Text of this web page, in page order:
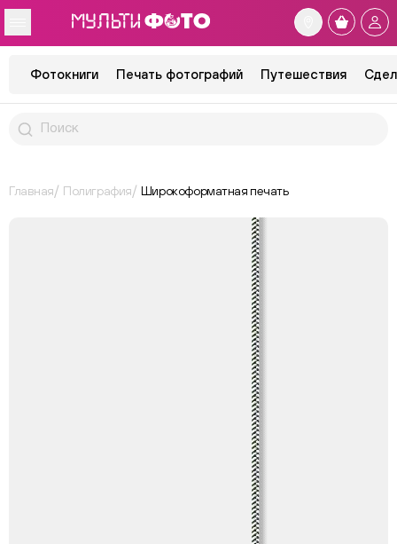
Фотокниги Печать фотографий Путешествия
Главная Полиграфия Широкоформатная печать